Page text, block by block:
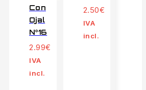
Con
Ojal
Nº16
2.99€
IVA
incl.
2.50€
IVA
incl.